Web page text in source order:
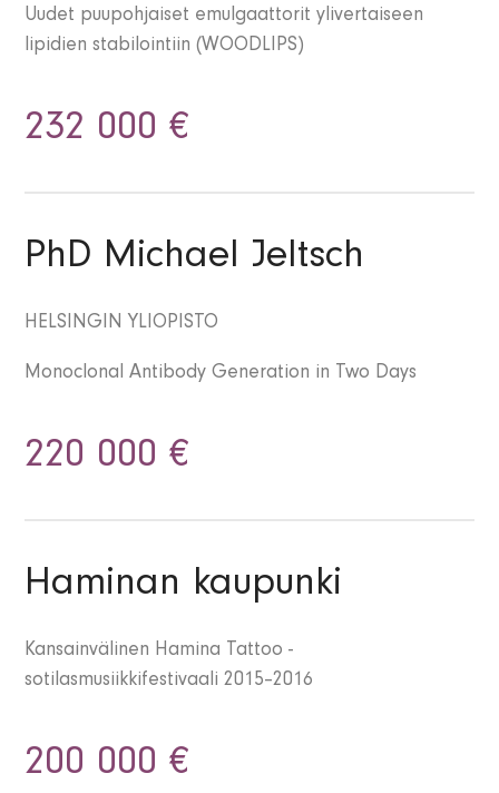
Uudet puupohjaiset emulgaattorit ylivertaiseen
lipidien stabilointiin (WOODLIPS)
232 000 €
PhD Michael Jeltsch
HELSINGIN YLIOPISTO
Monoclonal Antibody Generation in Two Days
220 000 €
Haminan kaupunki
Kansainvälinen Hamina Tattoo -
sotilasmusiikkifestivaali 2015–2016
200 000 €